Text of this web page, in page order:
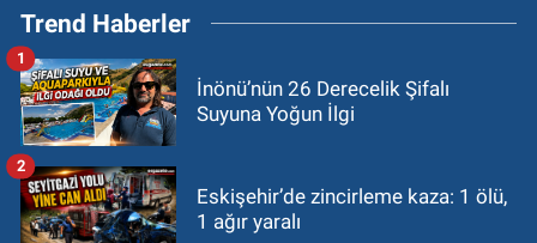
Trend Haberler
İnönü’nün 26 Derecelik Şifalı
Suyuna Yoğun İlgi
1
Eskişehir’de zincirleme kaza: 1 ölü,
1 ağır yaralı
2